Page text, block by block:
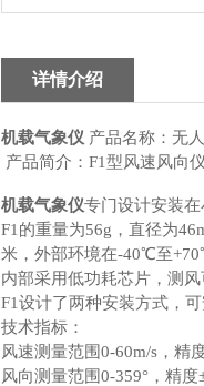
详情介绍
机载气象仪 产品名称：无
产品简介：F1型风速风向
机载气象仪专门设计安装
F1的重量为56g，直径为
米，外部环境在-40℃至
内部采用低功耗芯片，测
F1设计了两种安装方式，
技术指标：
风速测量范围0-60m/s，精
风向测量范围0-359°，精度